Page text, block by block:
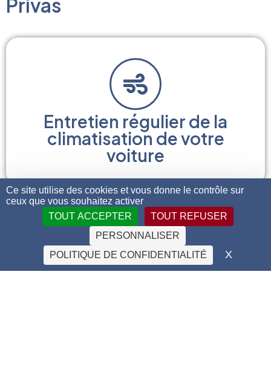
Ce site utilise des cookies et vous donne le contrôle sur
ceux que vous souhaitez activer
TOUT ACCEPTER
TOUT REFUSER
PERSONNALISER
POLITIQUE DE CONFIDENTIALITÉ
X
Entretien régulier de la
climatisation de votre
voiture
Un vaste stock d’outils et